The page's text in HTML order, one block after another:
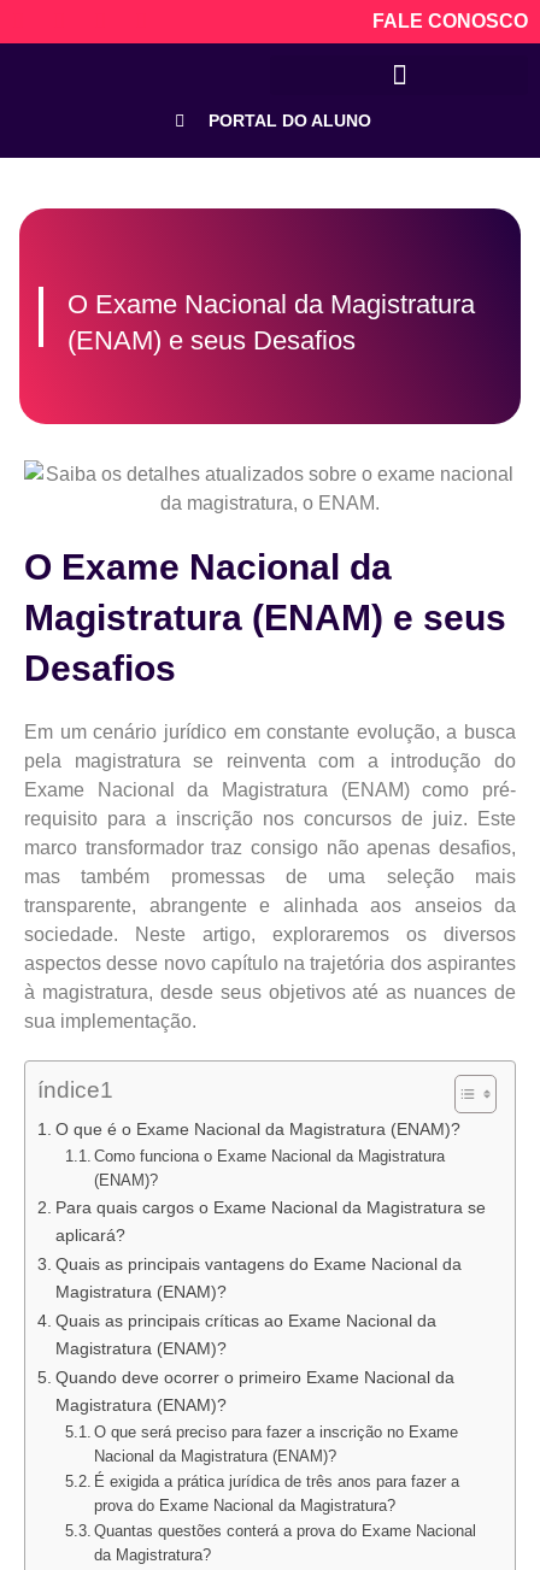
FALE CONOSCO
PORTAL DO ALUNO
O Exame Nacional da Magistratura
(ENAM) e seus Desafios
O Exame Nacional da
Magistratura (ENAM) e seus
Desafios
Em um cenário jurídico em constante evolução, a busca
pela magistratura se reinventa com a introdução do
Exame Nacional da Magistratura (ENAM) como pré-
requisito para a inscrição nos concursos de juiz. Este
marco transformador traz consigo não apenas desafios,
mas também promessas de uma seleção mais
transparente, abrangente e alinhada aos anseios da
sociedade. Neste artigo, exploraremos os diversos
aspectos desse novo capítulo na trajetória dos aspirantes
à magistratura, desde seus objetivos até as nuances de
sua implementação.
índice1
O que é o Exame Nacional da Magistratura (ENAM)?
Como funciona o Exame Nacional da Magistratura
(ENAM)?
Para quais cargos o Exame Nacional da Magistratura se
aplicará?
Quais as principais vantagens do Exame Nacional da
Magistratura (ENAM)?
Quais as principais críticas ao Exame Nacional da
Magistratura (ENAM)?
Quando deve ocorrer o primeiro Exame Nacional da
Magistratura (ENAM)?
O que será preciso para fazer a inscrição no Exame
Nacional da Magistratura (ENAM)?
É exigida a prática jurídica de três anos para fazer a
prova do Exame Nacional da Magistratura?
Quantas questões conterá a prova do Exame Nacional
da Magistratura?